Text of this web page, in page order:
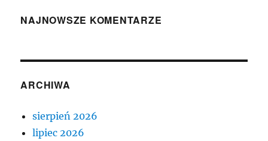
NAJNOWSZE KOMENTARZE
ARCHIWA
sierpień 2026
lipiec 2026